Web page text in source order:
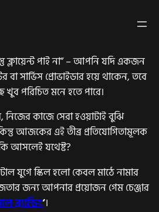
ক্লায়েন্ট পাই না” – আপনি যদি একজন
বা সার্ভিস প্রোভাইডার হয়ে থাকেন, তবে
পরিচিত মনে হতে পারে।
কাজে সেরা হওয়াটাই বুঝি
আজকের এই তীব্র প্রতিযোগিতামূলক
আসলেই যথেষ্ট?
যুগে স্কিল হলো কেবল মাঠে নামার
জেতার জন্য আপনার প্রয়োজন গেম চেঞ্জার
ব্র্যান্ডিং‘।